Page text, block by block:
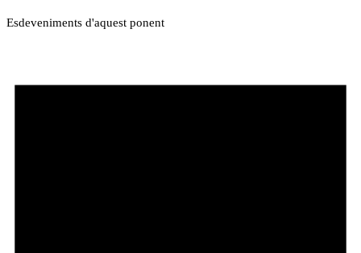
Esdeveniments d'aquest ponent